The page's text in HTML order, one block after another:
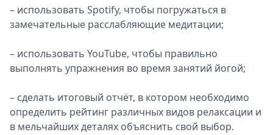
– использовать Spotify, чтобы погружаться в
замечательные расслабляющие медитации;
– использовать YouTube, чтобы правильно
выполнять упражнения во время занятий йогой;
– сделать итоговый отчёт, в котором необходимо
определить рейтинг различных видов релаксации и
в мельчайших деталях объяснить свой выбор.